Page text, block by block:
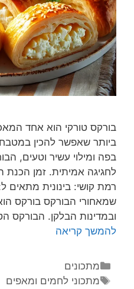
בורקס טורקי הוא אחד
ביותר שאפשר להכין
בפה ומילוי עשיר וטעים,
שמאחורי הבורקס בורקס
ובמדינות הבלקן. הבורקס
להמשך קריאה
מתכונים
מתכוני לחמים ומאפים